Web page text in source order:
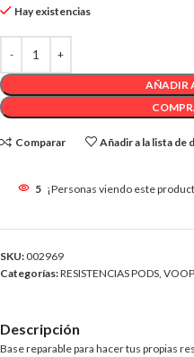
Hay existencias
AÑADIR
Comparar Añadir a la lista de
5 ¡Personas viendo este
SKU: 002969
Categorías:RESISTENCIAS PODS
Descripción
Base reparable para hacer tus propias